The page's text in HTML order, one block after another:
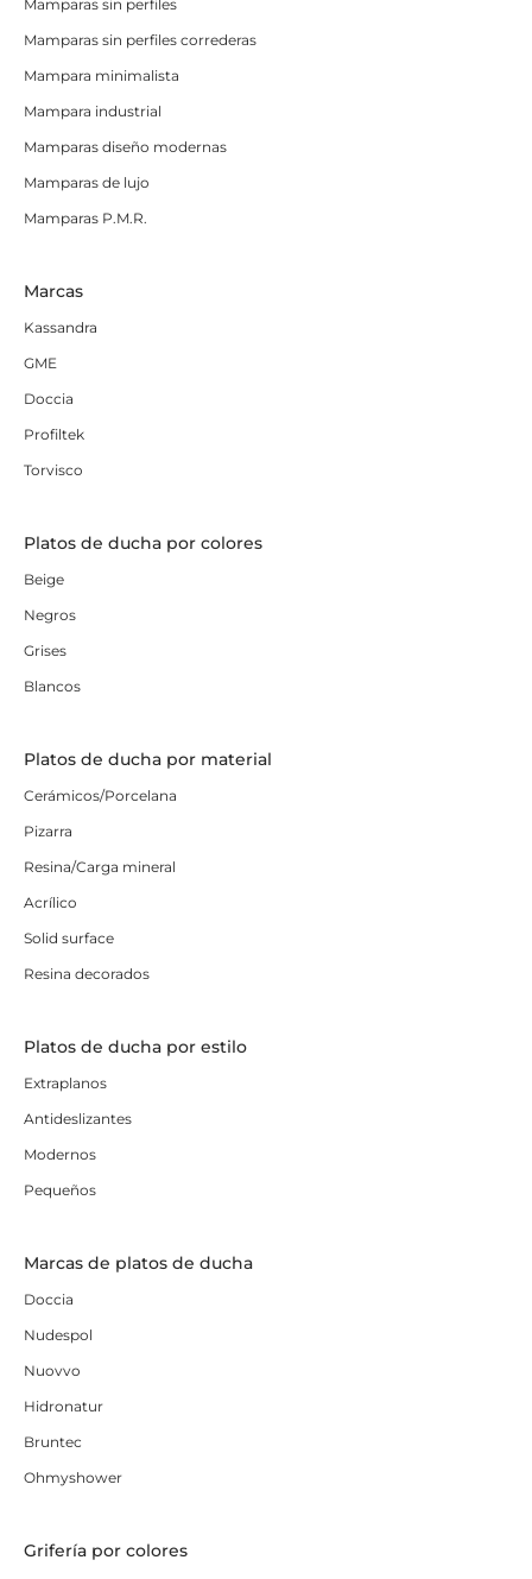
Mamparas sin perfiles
Mamparas sin perfiles correderas
Mampara minimalista
Mampara industrial
Mamparas diseño modernas
Mamparas de lujo
Mamparas P.M.R.
Marcas
Kassandra
GME
Doccia
Profiltek
Torvisco
Platos de ducha por colores
Beige
Negros
Grises
Blancos
Platos de ducha por material
Cerámicos/Porcelana
Pizarra
Resina/Carga mineral
Acrílico
Solid surface
Resina decorados
Platos de ducha por estilo
Extraplanos
Antideslizantes
Modernos
Pequeños
Marcas de platos de ducha
Doccia
Nudespol
Nuovvo
Hidronatur
Bruntec
Ohmyshower
Grifería por colores